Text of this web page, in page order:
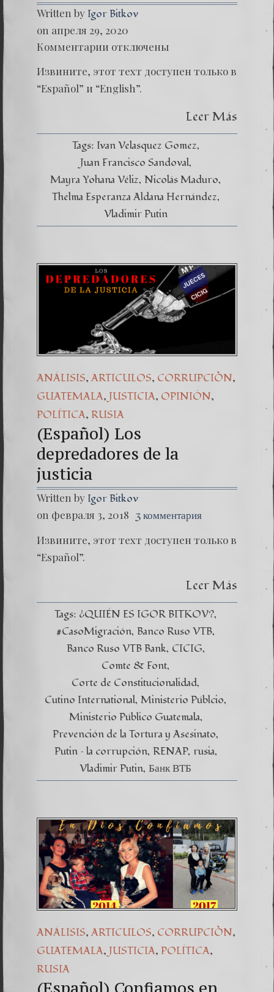
Written by Igor Bitkov
on апреля 29, 2020
Комментарии отключены
Извините, этот техт доступен только в
“Español” и “English”.
Leer Más
Tags: Ivan Velasquez Gomez
Juan Francisco Sandoval
Mayra Yohana Véliz Nicolás Maduro
Thelma Esperanza Aldana Hernández
Vladimir Putin
ANÁLISIS, ARTICULOS, CORRUPCIÒN,
GUATEMALA, JUSTICIA, OPINIÓN,
POLÍTICA, RUSIA
(Español) Los
depredadores de la
justicia
Written by Igor Bitkov
on февраля 3, 2018 3 комментария
Извините, этот техт доступен только в
“Español”.
Leer Más
Tags: ¿QUIÉN ES IGOR BITKOV?
#CasoMigración Banco Ruso VTB
Banco Ruso VTB Bank CICIG
Comte & Font
Corte de Constitucionalidad
Cutino International Ministerio Públcio
Ministerio Público Guatemala
Prevención de la Tortura y Asesinato
Putin – la corrupción RENAP rusia
Vladimir Putin Банк ВТБ
ANÁLISIS, ARTICULOS, CORRUPCIÒN,
GUATEMALA, JUSTICIA, POLÍTICA,
RUSIA